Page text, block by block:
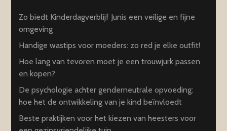
Zo biedt Kinderdagverblijf Junis een veilige en fijne
omgeving
Handige wastips voor moeders: zo red je elke outfit!
Hoe lang van tevoren moet je een trouwjurk passen
en kopen?
De psychologie achter genderneutrale opvoeding:
hoe het de ontwikkeling van je kind beïnvloedt
Beste praktijken voor het kiezen van heesters voor